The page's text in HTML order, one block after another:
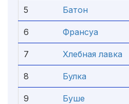
5 Батон
6 Франсуа
7 Хлебная лавка
8 Булка
9 Буше